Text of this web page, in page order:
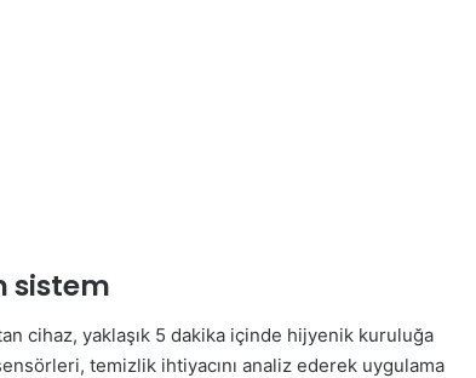
sistem
cihaz, yaklaşık 5 dakika içinde hijyenik kuruluğa
temizlik ihtiyacını analiz ederek uygulama